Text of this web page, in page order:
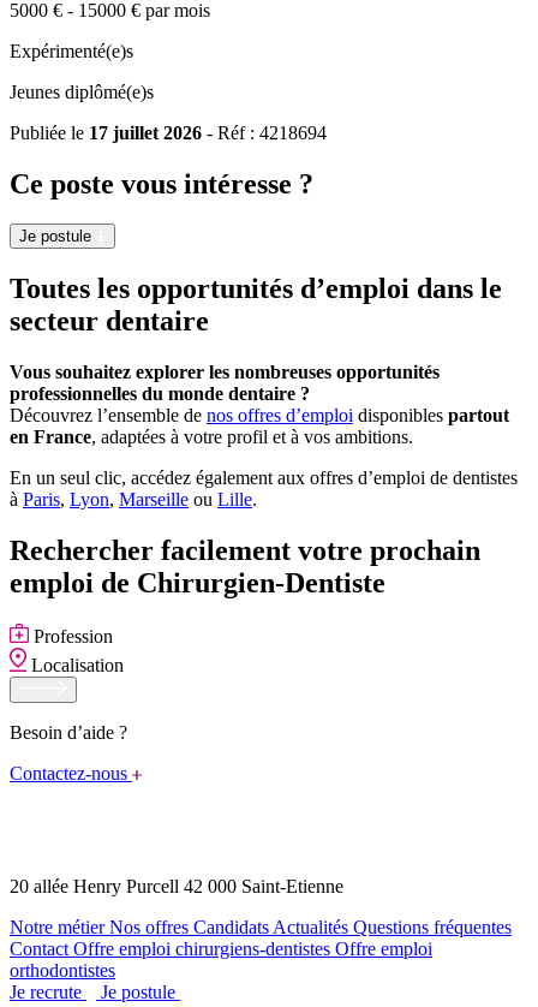
5000 € - 15000 € par mois
Expérimenté(e)s
Jeunes diplômé(e)s
Publiée le 17 juillet 2026 - Réf : 4218694
Ce poste vous intéresse ?
Je postule
Toutes les opportunités d’emploi dans le
secteur dentaire
Vous souhaitez explorer les nombreuses opportunités
professionnelles du monde dentaire ?
Découvrez l’ensemble de nos offres d’emploi disponibles partout
en France, adaptées à votre profil et à vos ambitions.
En un seul clic, accédez également aux offres d’emploi de dentistes
à Paris, Lyon, Marseille ou Lille.
Rechercher facilement votre prochain
emploi de Chirurgien-Dentiste
Profession
Localisation
Besoin d’aide ?
Contactez-nous
20 allée Henry Purcell 42 000 Saint-Etienne
Notre métierNos offres Candidats Actualités Questions fréquentes
Contact Offre emploi chirurgiens-dentistes Offre emploi
orthodontistes
Je recrute
Je postule